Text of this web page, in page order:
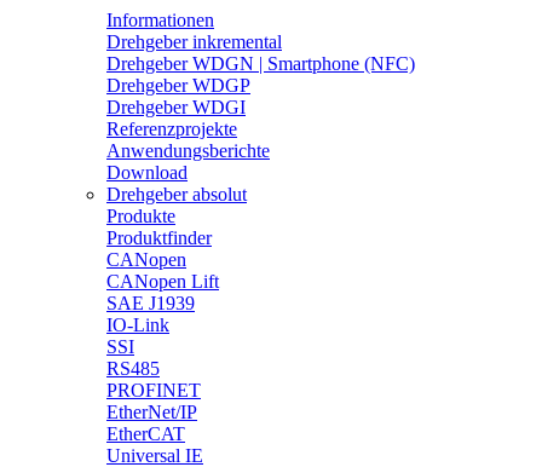
Informationen
Drehgeber inkremental
Drehgeber WDGN | Smartphone (NFC)
Drehgeber WDGP
Drehgeber WDGI
Referenzprojekte
Anwendungsberichte
Download
Drehgeber absolut
Produkte
Produktfinder
CANopen
CANopen Lift
SAE J1939
IO-Link
SSI
RS485
PROFINET
EtherNet/IP
EtherCAT
Universal IE